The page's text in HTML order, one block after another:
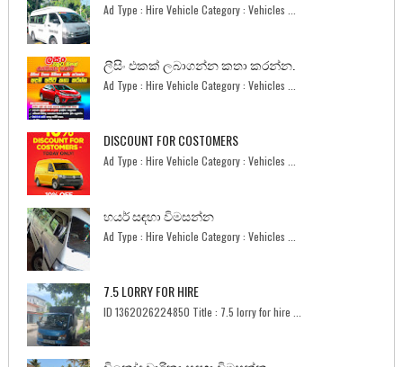
Ad Type : Hire Vehicle Category : Vehicles ...
ලීසිං එකක් ලබාගන්න කතා කරන්න.
Ad Type : Hire Vehicle Category : Vehicles ...
DISCOUNT FOR COSTOMERS
Ad Type : Hire Vehicle Category : Vehicles ...
හයර් සඳහා විමසන්න
Ad Type : Hire Vehicle Category : Vehicles ...
7.5 LORRY FOR HIRE
ID 1362026224850 Title : 7.5 lorry for hire ...